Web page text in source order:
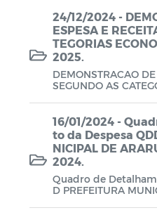
Lei
Movimentações
Plano de
Plano
24/12/2024 -
ESPESA E
TEGORIAS
2025.
DEMONSTRACAO
SEGUNDO AS
16/01/2024 -
to da Despesa
NICIPAL DE
2024.
Quadro de
D PREFEITURA